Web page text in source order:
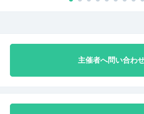
主催者へ問い合わ